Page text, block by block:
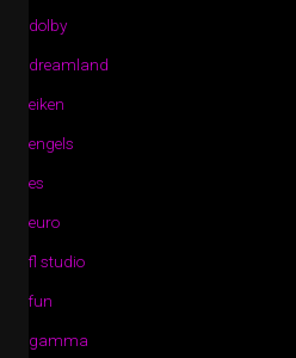
dolby
dreamland
eiken
engels
es
euro
fl studio
fun
gamma